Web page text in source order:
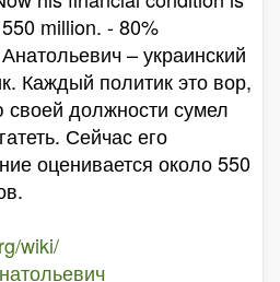
million. - 80%
– украинский
Каждый политик это вор,
должности сумел
Сейчас его
оценивается около 550
wiki/